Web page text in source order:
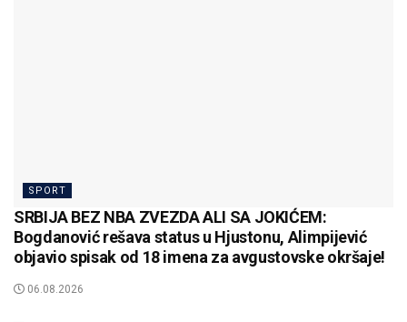
SPORT
SRBIJA BEZ NBA ZVEZDA ALI SA JOKIĆEM:
Bogdanović rešava status u Hjustonu, Alimpijević
objavio spisak od 18 imena za avgustovske okršaje!
06.08.2026